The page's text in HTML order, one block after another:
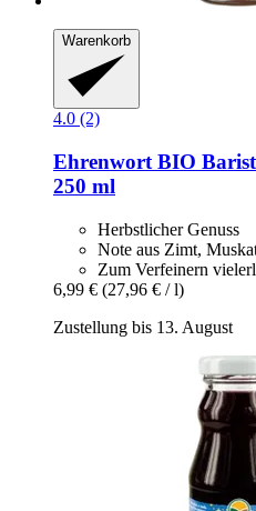
Warenkorb
4.0 (2)
Ehrenwort BIO
250 ml
Herbstlicher Genuss
Note aus Zimt,
Zum Verfeinern
6,99 € (27,96 € / l)
Zustellung bis 13. August